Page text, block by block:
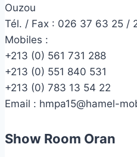
Ouzou
Tél. / Fax : 026 37 63 25 /
Mobiles :
+213 (0) 561 731 288
+213 (0) 551 840 531
+213 (0) 783 13 54 22
Email : hmpa15@hamel-
Show Room Oran